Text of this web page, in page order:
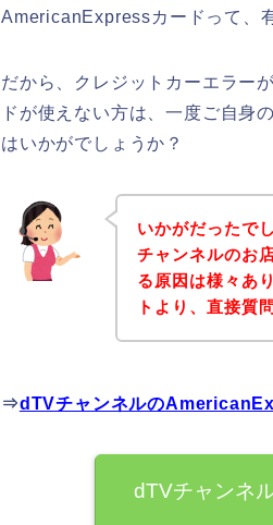
AmericanExpressカードって、
だから、クレジットカーエラー
ドが使えない方は、一度ご自身
はいかがでしょうか？
いかがだったで
チャンネルのお
る原因は様々あ
トより、直接質
⇒dTVチャンネルの
dTVチャンネ